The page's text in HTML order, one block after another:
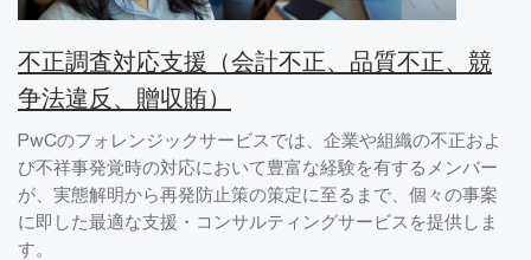
不正調査対応支援（会計不正、品質不正、競
争法違反、贈収賄）
PwCのフォレンジックサービスでは、企業や組織の不正およ
び不祥事発覚時の対応において豊富な経験を有するメンバー
が、実態解明から再発防止策の策定に至るまで、個々の事案
に即した最適な支援・コンサルティングサービスを提供しま
す。